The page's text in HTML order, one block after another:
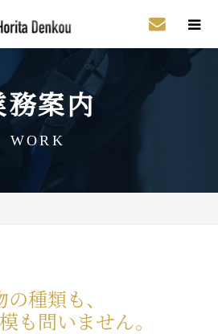
務案内
WORK
の種類も、
も問いません。